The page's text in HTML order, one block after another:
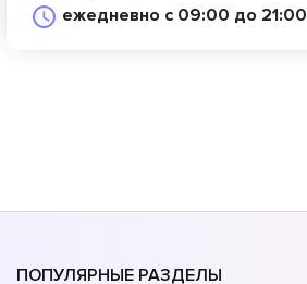
ежедневно с 09:00 до 21:00
ПОПУЛЯРНЫЕ РАЗДЕЛЫ